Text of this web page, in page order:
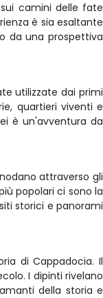
camini delle fate
è sia esaltante
da una prospettiva
utilizzate dai primi
quartieri viventi e
è un'avventura da
attraverso gli
popolari ci sono la
storici e panorami
di Cappadocia. Il
I dipinti rivelano
della storia e